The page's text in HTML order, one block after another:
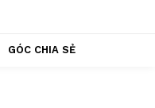
GÓC CHIA SẺ